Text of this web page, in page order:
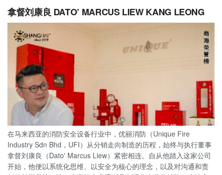
拿督刘康良 DATO’ MARCUS LIEW KANG LEONG
在马来西亚的消防安全设备行业中，优丽消防（Unique Fire
Industry Sdn Bhd，UFI）从分销走向制造的历程，始终与执行董事
拿督刘康良（Dato' Marcus Liew）紧密相连。自从他踏入这家公司
开始，他便以系统化思维、以安全为核心的理念，以及对沟通和责